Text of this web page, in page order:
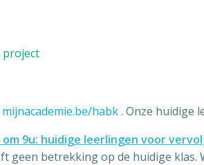
project
mijnacademie.be/habk. Onze huidige
om 9u: huidige leerlingen voor
geen betrekking op de huidige